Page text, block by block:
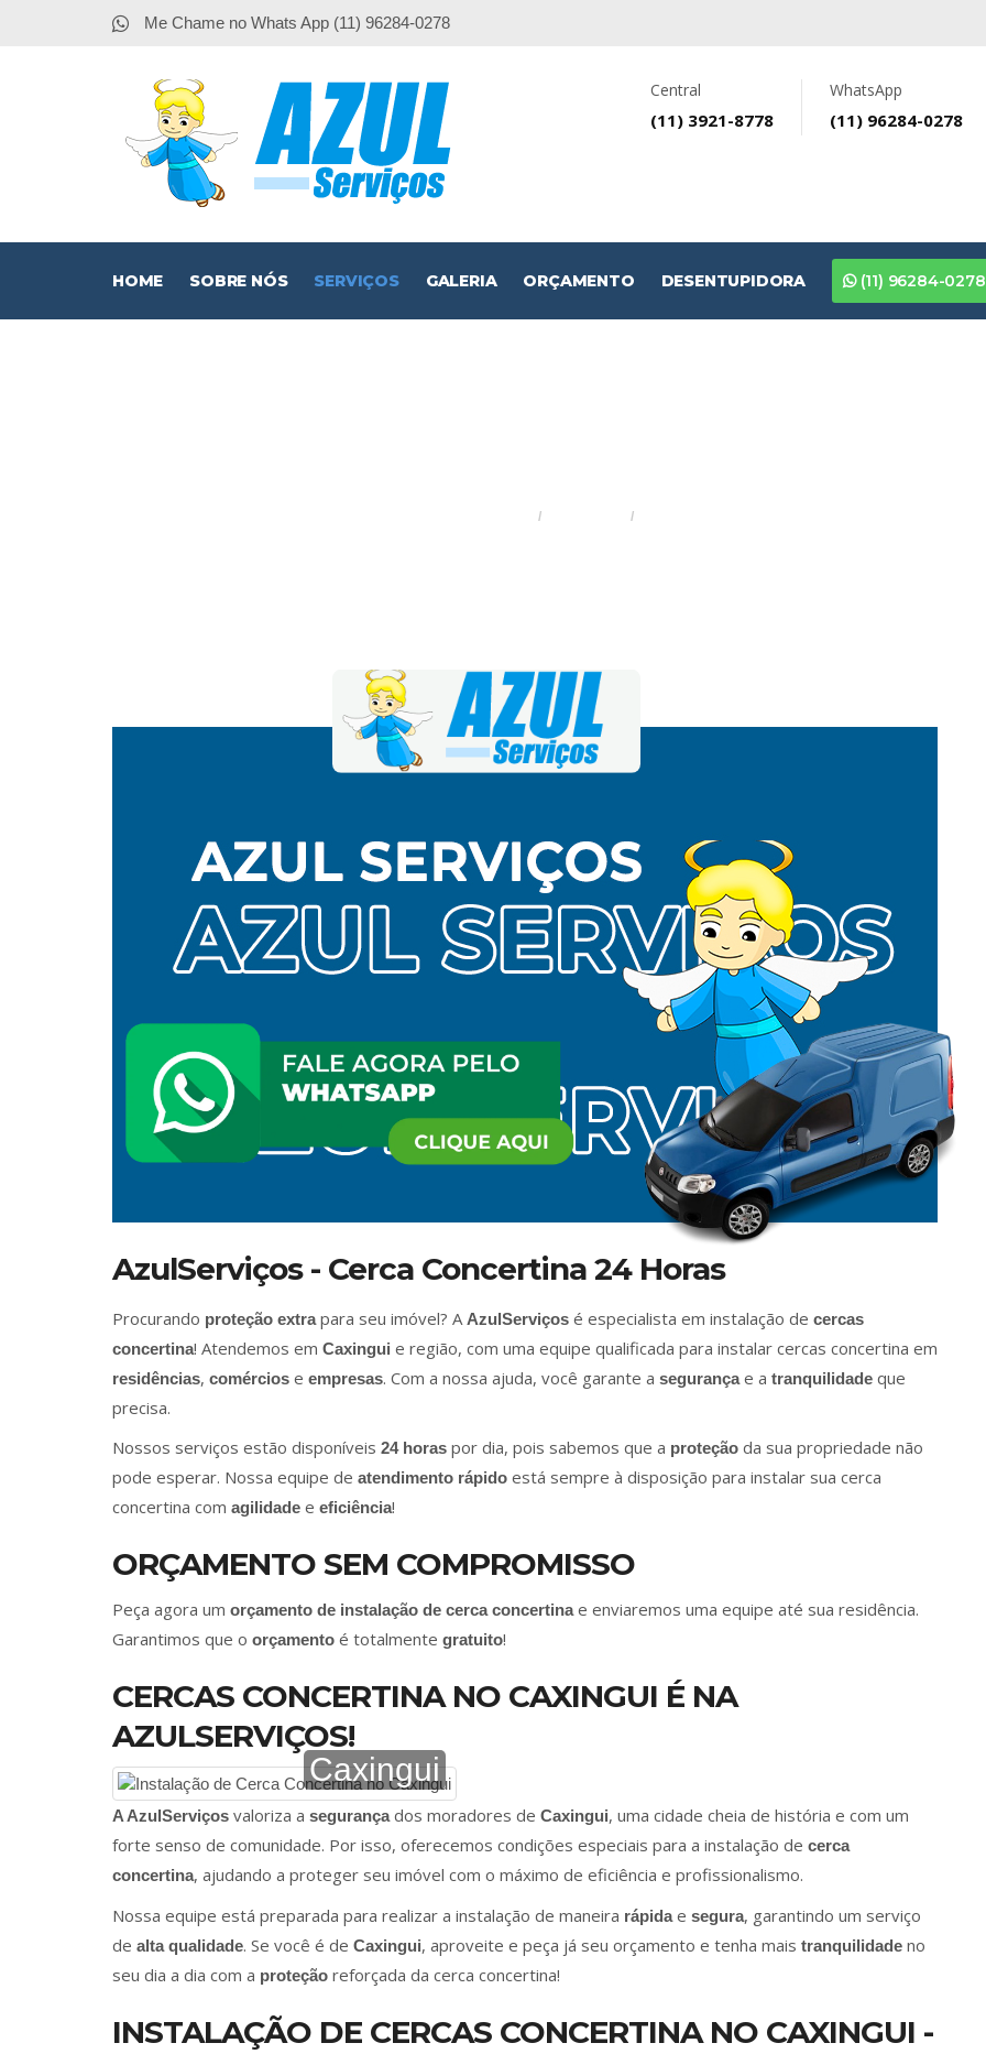
Me Chame no Whats App (11) 96284-0278
Central
(11) 3921-8778
WhatsApp
(11) 96284-0278
HOME SOBRE NÓS SERVIÇOS GALERIA ORÇAMENTO DESENTUPIDORA (11) 96284-0278
AzulServiços - Cerca Concertina 24 Horas
Procurando proteção extrapara seu imóvel? A AzulServiços é especialista em instalação de cercas
concertina! Atendemos em Caxingui e região, com uma equipe qualificada para instalar cercas concertina em
residências, comércios e empresas. Com a nossa ajuda, você garante a segurançae a tranquilidade que
precisa.
Nossos serviços estão disponíveis 24 horas por dia, pois sabemos que a proteção da sua propriedade não
pode esperar. Nossa equipe de atendimento rápido está sempre à disposição para instalar sua cerca
concertina com agilidade e eficiência!
ORÇAMENTO SEM COMPROMISSO
Peça agora um orçamento de instalação de cerca concertinae enviaremos uma equipe até sua residência.
Garantimos que o orçamento é totalmente gratuito!
CERCAS CONCERTINA NO CAXINGUI É NA
AZULSERVIÇOS!
Caxingui
A AzulServiços valoriza a segurançados moradores de Caxingui, uma cidade cheia de história e com um
forte senso de comunidade. Por isso, oferecemos condições especiais para a instalação de cerca
concertina, ajudando a proteger seu imóvel com o máximo de eficiência e profissionalismo.
Nossa equipe está preparada para realizar a instalação de maneira rápidae segura, garantindo um serviço
de alta qualidade. Se você é de Caxingui, aproveite e peça já seu orçamento e tenha mais tranquilidade no
seu dia a dia com a proteção reforçada da cerca concertina!
INSTALAÇÃO DE CERCAS CONCERTINA NO CAXINGUI -